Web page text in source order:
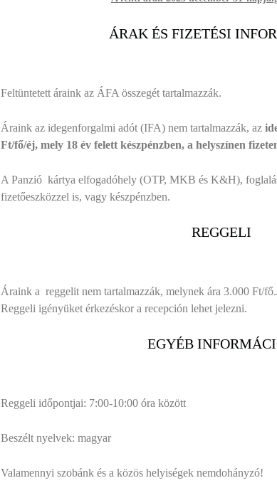
ÁRAK ÉS FIZETÉSI
Feltüntetett áraink az ÁFA összegét tartalmazzák.
Áraink az idegenforgalmi adót (IFA) nem tartalmazzák, az
Ft/fő/éj, mely 18 év felett készpénzben, a helyszínen
A Panzió kártya elfogadóhely (OTP, MKB és K&H),
fizetőeszközzel is, vagy készpénzben.
REGGELI
Áraink a reggelit nem tartalmazzák, melynek ára 3.000 Ft/
Reggeli igényüket érkezéskor a recepción lehet jelezni.
EGYÉB
Reggeli időpontjai: 7:00-10:00 óra között
Beszélt nyelvek: magyar
Valamennyi szobánk és a közös helyiségek nemdohányzó!